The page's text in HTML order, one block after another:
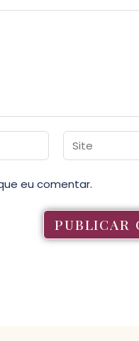
eu comentar.